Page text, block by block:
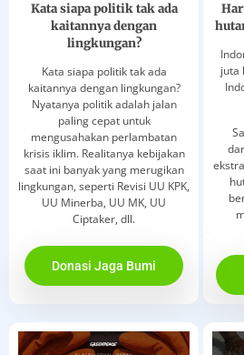
juta
Kata siapa politik tak ada
kaitannya dengan
lingkungan?
Kata siapa politik tak ada
kaitannya dengan lingkungan?
Nyatanya politik adalah jalan
paling cepat untuk
mengusahakan perlambatan
krisis iklim. Realitanya kebijakan
saat ini banyak yang merugikan
lingkungan, seperti Revisi UU KPK,
UU Minerba, UU MK, UU
Ciptaker, dll.
Donasi Jaga Bumi